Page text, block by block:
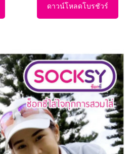
ดาวน์โหลดโบรชัวร์